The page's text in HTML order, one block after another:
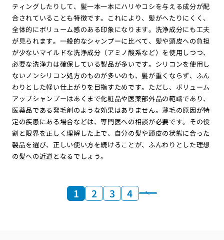
ティングしたりして、髪一本一本にハリやコシを与える成分が配
合されていることも特徴です。これにより、髪がへたりにくく、
全体的にボリューム感のある印象になります。洗浄成分にも工夫
が見られます。一般的なシャンプーに比べて、髪や頭皮への負担
が少ないマイルドな洗浄成分（アミノ酸系など）を使用しつつ、
必要な洗浄力は確保している製品が多いです。シリコンを使用し
ないノンシリコン処方のものが多いのも、髪が重くならず、ふん
わりとした軽い仕上がりを目指すためです。ただし、ボリューム
アップシャンプーはあくまで化粧品や医薬部外品の範疇であり、
医薬品である発毛剤のような効果はありません。薄毛の原因が特
定の疾患にある場合などは、専門医への相談が必要です。その役
割と限界を正しく理解した上で、自分の髪や頭皮の状態に合った
製品を選び、正しい使い方を続けることが、ふんわりとした理想
の髪への近道となるでしょう。
1 2 3 4